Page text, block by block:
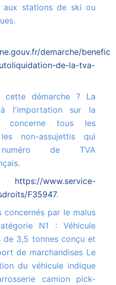
aux stations de ski ou
demarche/
de-la-tva-
l'importation sur la
concerne tous les
non-assujettis qui
de TVA
: https://www.service-
F35947.
N1 : Véhicule
3,5 tonnes conçu et
de marchandises Le
du véhicule indique
camion pick-